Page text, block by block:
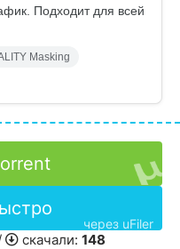
Подходит для всей
Masking
через uFiler
скачали: 148